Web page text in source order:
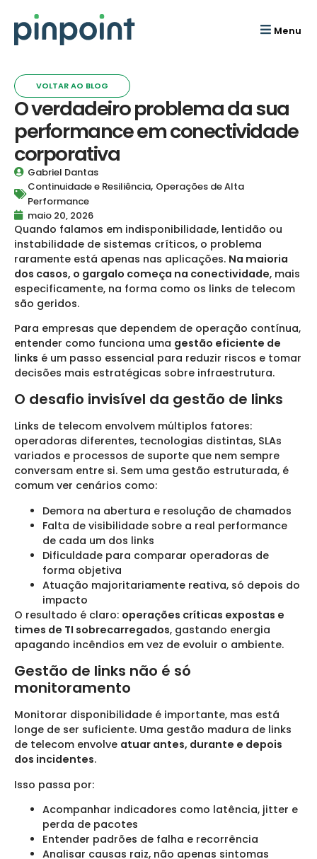
Menu
VOLTAR AO BLOG
O verdadeiro problema da sua
performance em conectividade
corporativa
Gabriel Dantas
Continuidade e Resiliência, Operações de Alta
Performance
maio 20, 2026
Quando falamos em indisponibilidade, lentidão ou
instabilidade de sistemas críticos, o problema
raramente está apenas nas aplicações. Na maioria
dos casos, o gargalo começa na conectividade, mais
especificamente, na forma como os links de telecom
são geridos.
Para empresas que dependem de operação contínua,
entender como funciona uma gestão eficiente de
links é um passo essencial para reduzir riscos e tomar
decisões mais estratégicas sobre infraestrutura.
O desafio invisível da gestão de links
Links de telecom envolvem múltiplos fatores:
operadoras diferentes, tecnologias distintas, SLAs
variados e processos de suporte que nem sempre
conversam entre si. Sem uma gestão estruturada, é
comum ver cenários como:
Demora na abertura e resolução de chamados
Falta de visibilidade sobre a real performance
de cada um dos links
Dificuldade para comparar operadoras de
forma objetiva
Atuação majoritariamente reativa, só depois do
impacto
O resultado é claro: operações críticas expostas e
times de TI sobrecarregados, gastando energia
apagando incêndios em vez de evoluir o ambiente.
Gestão de links não é só
monitoramento
Monitorar disponibilidade é importante, mas está
longe de ser suficiente. Uma gestão madura de links
de telecom envolve atuar antes, durante e depois
dos incidentes.
Isso passa por:
Acompanhar indicadores como latência, jitter e
perda de pacotes
Entender padrões de falha e recorrência
Analisar causas raiz, não apenas sintomas